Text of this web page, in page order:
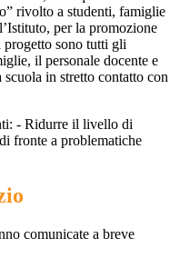
rivolto a studenti, famiglie
per la promozione
progetto sono tutti gli
il personale docente e
in stretto contatto con
- Ridurre il livello di
fronte a problematiche
comunicate a breve